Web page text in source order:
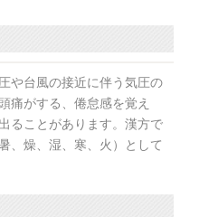
や台風の接近に伴う気圧の
痛がする、倦怠感を覚え
ることがあります。漢方で
、燥、湿、寒、火）として